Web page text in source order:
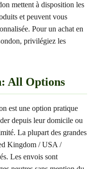
mettent à disposition les
et peuvent vous
Pour un achat en
privilégiez les
All Options
est une option pratique
depuis leur domicile ou
La plupart des grandes
Kingdom / USA /
Les envois sont